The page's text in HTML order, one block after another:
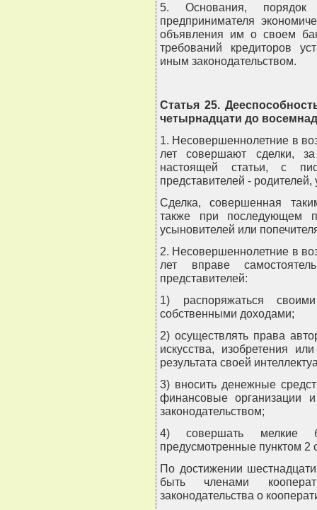
5. Основания, порядок
предпринимателя
объявления им о своем
требований кредиторов
иным законодательством.
Статья 25.
четырнадцати до
1. Несовершеннолетние в
лет совершают сделки,
настоящей статьи, с
представителей -
Сделка, совершенная
также при последующем
усыновителей или
2. Несовершеннолетние в
лет вправе
представителей:
1) распоряжаться
собственными доходами;
2) осуществлять права
искусства, изобретения
результата своей
3) вносить денежные
финансовые организации
законодательством;
4) совершать мелкие
предусмотренные пунктом 2
По достижении
быть членами
законодательства о